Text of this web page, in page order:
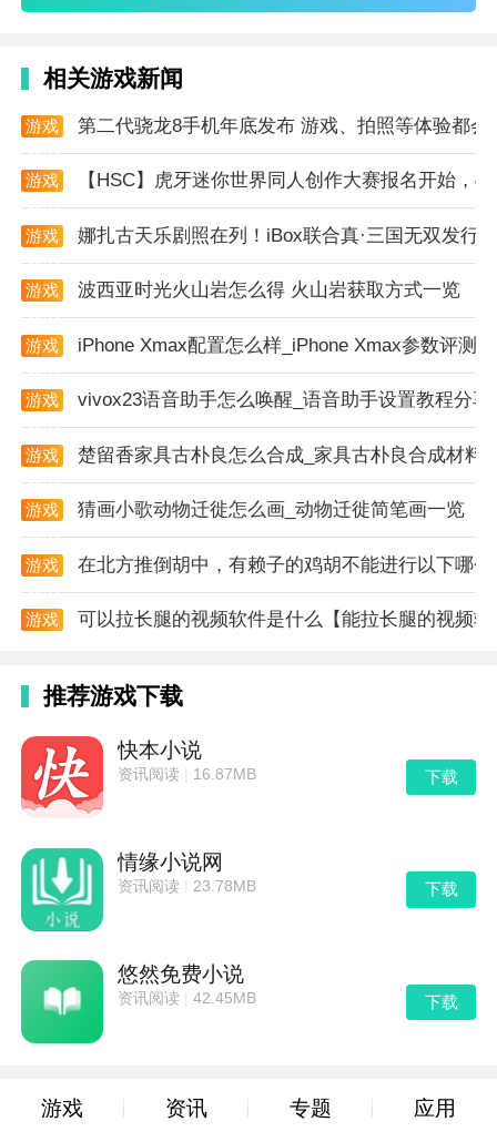
软件测评
方，操作流畅便捷，阅读体验极佳。
2. 资源更新：软件每天都会更新大量新书，保证了用户
能够第一时间了解到最新的小说资源。
3. 社区互动：心动小说还提供了评分、评论、收藏等互
动功能，用户可以和其他读者一起交流阅读心得，分享
阅读体验。
相关游戏新闻
游戏
第二代骁龙8手机年底发布 游戏、拍照等体验都会
游戏
【HSC】虎牙迷你世界同人创作大赛报名开始，4
游戏
娜扎古天乐剧照在列！iBox联合真·三国无双发行
游戏
波西亚时光火山岩怎么得 火山岩获取方式一览
游戏
iPhone Xmax配置怎么样_iPhone Xmax参数评测
游戏
vivox23语音助手怎么唤醒_语音助手设置教程分享
游戏
楚留香家具古朴良怎么合成_家具古朴良合成材料
游戏
猜画小歌动物迁徙怎么画_动物迁徙简笔画一览
游戏
在北方推倒胡中，有赖子的鸡胡不能进行以下哪
游戏
可以拉长腿的视频软件是什么【能拉长腿的视频
推荐游戏下载
快本小说
资讯阅读 16.87MB 下载
情缘小说网
资讯阅读 23.78MB 下载
悠然免费小说
资讯阅读 42.45MB 下载
游戏 资讯 专题 应用